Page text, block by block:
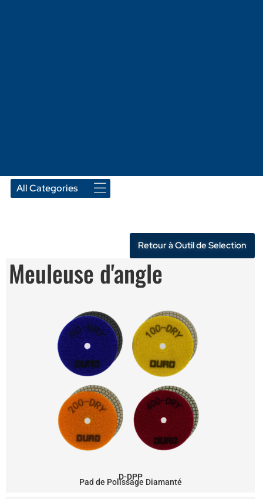
Retour à Outil de Selection
Meuleuse d'angle
D-DPP
Pad de Polissage Diamanté